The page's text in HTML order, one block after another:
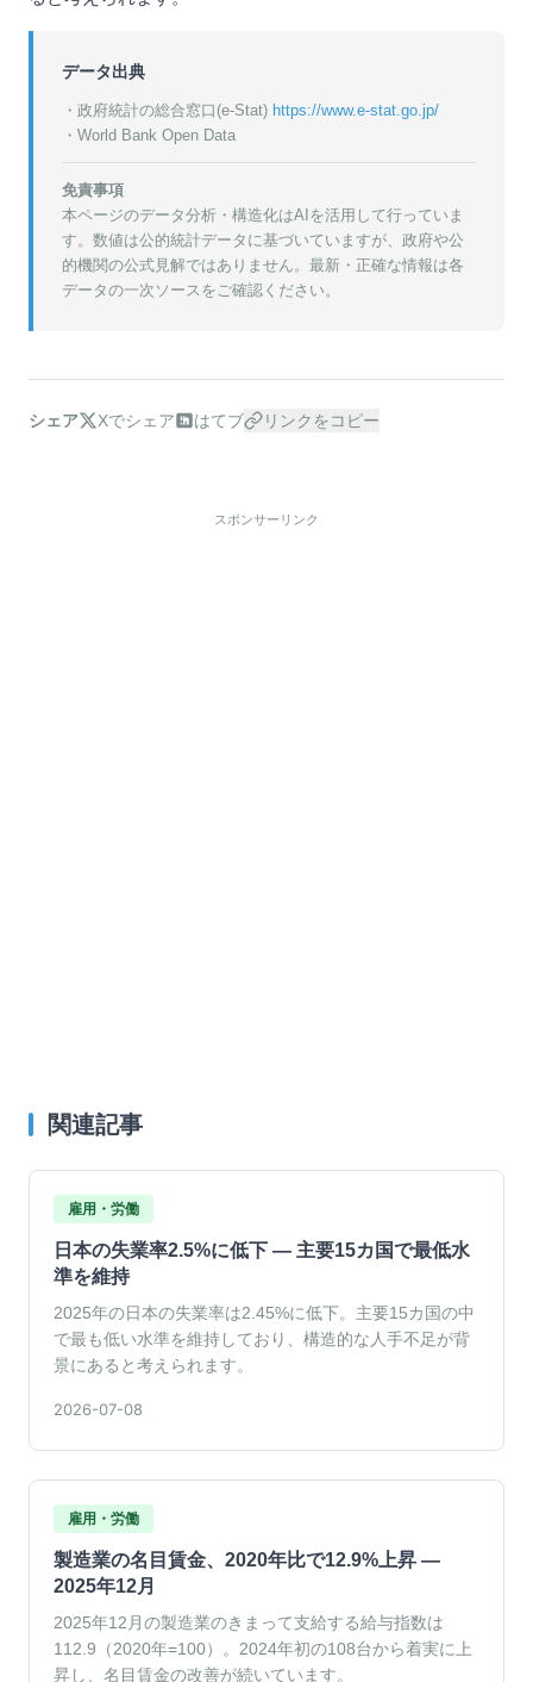
データ出典
・政府統計の総合窓口(e-Stat) https://www.e-stat.go.jp/
・World Bank Open Data
免責事項
本ページのデータ分析・構造化はAIを活用して行っていま
す。数値は公的統計データに基づいていますが、政府や公
的機関の公式見解ではありません。最新・正確な情報は各
データの一次ソースをご確認ください。
シェア Xでシェア はてブ リンクをコピー
スポンサーリンク
関連記事
雇用・労働
日本の失業率2.5%に低下 — 主要15カ国で最低水
準を維持
2025年の日本の失業率は2.45%に低下。主要15カ国の中
で最も低い水準を維持しており、構造的な人手不足が背
景にあると考えられます。
2026-07-08
雇用・労働
製造業の名目賃金、2020年比で12.9%上昇 —
2025年12月
2025年12月の製造業のきまって支給する給与指数は
112.9（2020年=100）。2024年初の108台から着実に上
昇し、名目賃金の改善が続いています。